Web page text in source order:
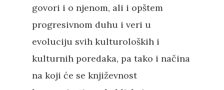
govori i o njenom, ali i opštem
progresivnom duhu i veri u
evoluciju svih kulturoloških i
kulturnih poredaka, pa tako i načina
na koji će se književnost